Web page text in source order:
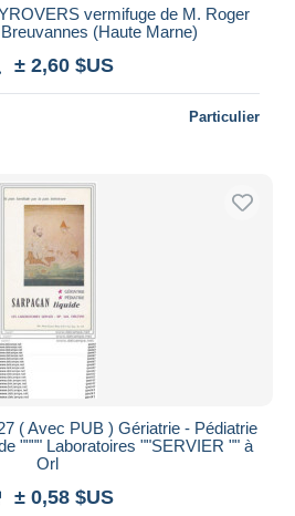
vermifuge de M. Roger
(Haute Marne)
± 2,60 $US
Particulier
( Avec PUB ) Gériatrie - Pédiatrie
"""" Laboratoires ""SERVIER "" à
Orl
± 0,58 $US